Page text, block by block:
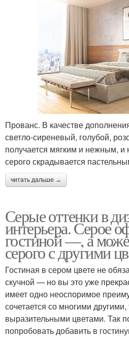
Прованс. В качестве
светло-сиреневый, голубой,
получается мягким и нежным, и
серого скрадывается
читать дальше →
Серые оттенки в
интерьера. Серое
гостиной —, а
серого с другими
Гостиная в сером цвете не
скучной — но вы это уже
имеет одно неоспоримое
сочетается со многими
выразительными цветами. Так
попробовать добавить в